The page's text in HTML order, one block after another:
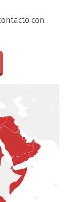
con